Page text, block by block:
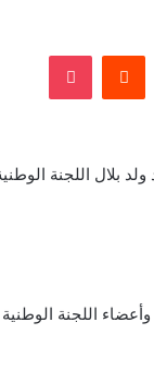
بينتيريست
بلال اللجنة
اللجنة الوطنية